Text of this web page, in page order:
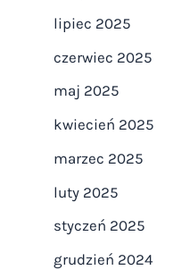
lipiec 2025
czerwiec 2025
maj 2025
kwiecień 2025
marzec 2025
luty 2025
styczeń 2025
grudzień 2024